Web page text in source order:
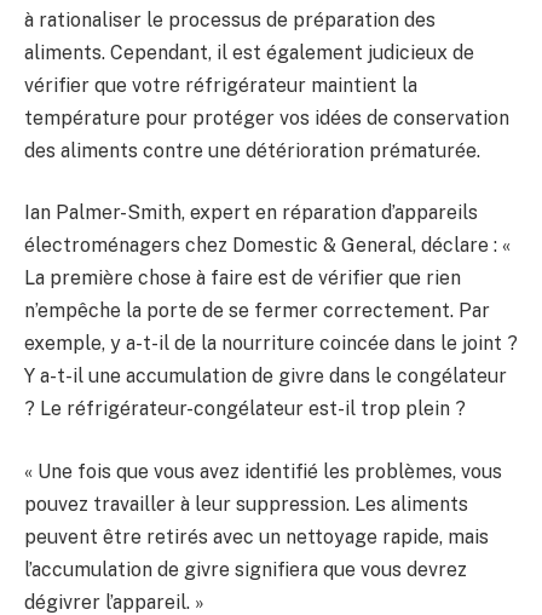
à rationaliser le processus de préparation des
aliments. Cependant, il est également judicieux de
vérifier que votre réfrigérateur maintient la
température pour protéger vos idées de conservation
des aliments contre une détérioration prématurée.
Ian Palmer-Smith, expert en réparation d’appareils
électroménagers chez Domestic & General, déclare : «
La première chose à faire est de vérifier que rien
n’empêche la porte de se fermer correctement. Par
exemple, y a-t-il de la nourriture coincée dans le joint ?
Y a-t-il une accumulation de givre dans le congélateur
? Le réfrigérateur-congélateur est-il trop plein ?
« Une fois que vous avez identifié les problèmes, vous
pouvez travailler à leur suppression. Les aliments
peuvent être retirés avec un nettoyage rapide, mais
l’accumulation de givre signifiera que vous devrez
dégivrer l’appareil. »